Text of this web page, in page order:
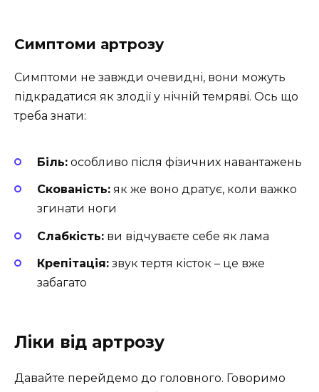
Симптоми артрозу
Симптоми не завжди очевидні, вони можуть
підкрадатися як злодії у нічній темряві. Ось що
треба знати:
Біль: особливо після фізичних навантажень
Скованість: як же воно дратує, коли важко
згинати ноги
Слабкість: ви відчуваєте себе як лама
Крепітація: звук тертя кісток – це вже
забагато
Ліки від артрозу
Давайте перейдемо до головного. Говоримо